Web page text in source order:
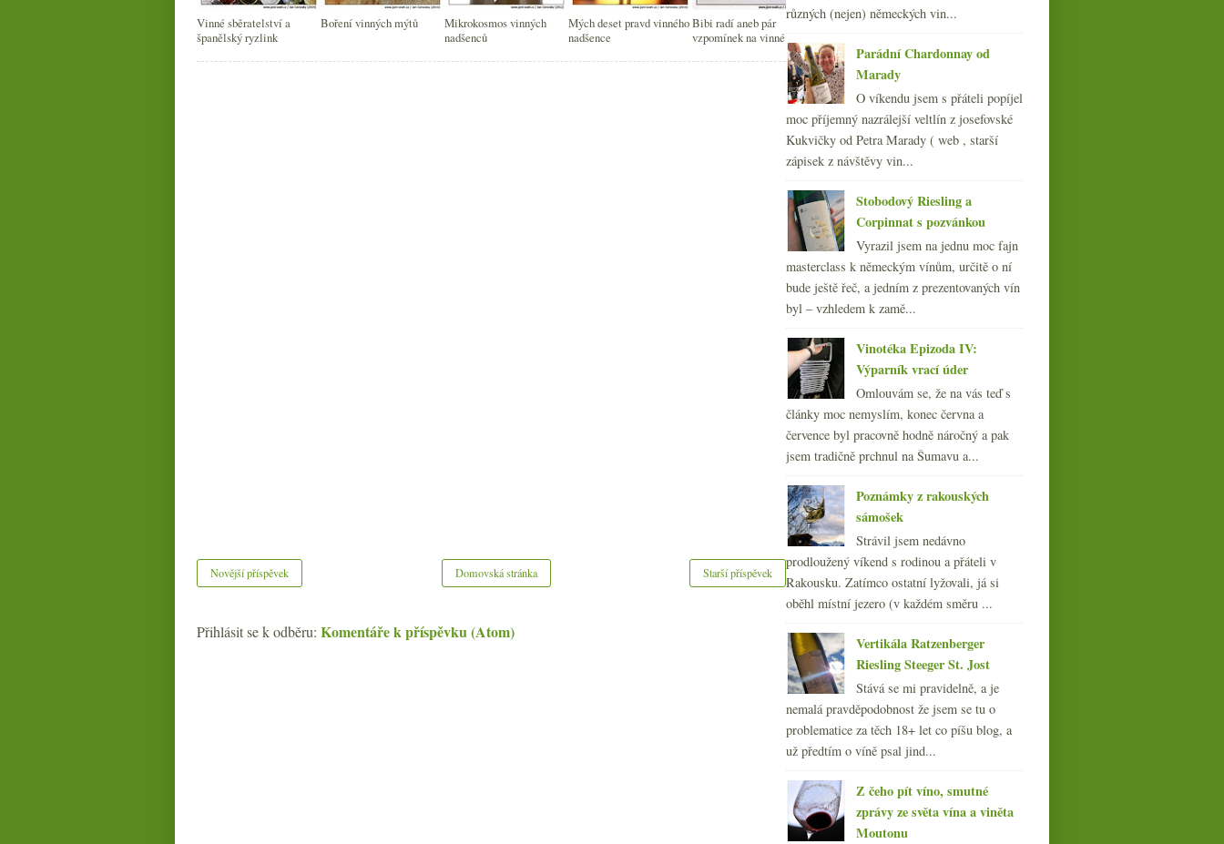
Vinné sběratelství a
španělský ryzlink
Boření vinných mýtů
Mikrokosmos vinných
nadšenců
Mých deset pravd vinného
nadšence
Bibi radí aneb pár
vzpomínek na vinné
Jemný dotyk
konfitovaného krtka a
myších oušek
Novější příspěvek Starší příspěvek
Domovská stránka
Přihlásit se k odběru: Komentáře k příspěvku (Atom)
►2011(252)
►2010(249)
►2009(249)
►2008(270)
►2007(108)
různých (nejen) německých vin...
Parádní Chardonnay od
Marady
O víkendu jsem s přáteli popíjel
moc příjemný nazrálejší veltlín z josefovské
Kukvičky od Petra Marady ( web , starší
zápisek z návštěvy vin...
Stobodový Riesling a
Corpinnat s pozvánkou
Vyrazil jsem na jednu moc fajn
masterclass k německým vínům, určitě o ní
bude ještě řeč, a jedním z prezentovaných vín
byl – vzhledem k zamě...
Vinotéka Epizoda IV:
Výparník vrací úder
Omlouvám se, že na vás teď s
články moc nemyslím, konec června a
července byl pracovně hodně náročný a pak
jsem tradičně prchnul na Šumavu a...
Poznámky z rakouských
sámošek
Strávil jsem nedávno
prodloužený víkend s rodinou a přáteli v
Rakousku. Zatímco ostatní lyžovali, já si
oběhl místní jezero (v každém směru ...
Vertikála Ratzenberger
Riesling Steeger St. Jost
Stává se mi pravidelně, a je
nemalá pravděpodobnost že jsem se tu o
problematice za těch 18+ let co píšu blog, a
už předtím o víně psal jind...
Z čeho pít víno, smutné
zprávy ze světa vína a viněta
Moutonu